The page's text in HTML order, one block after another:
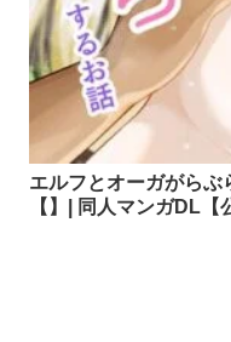
エルフとオーガがらぶ
【】| 同人マンガDL【